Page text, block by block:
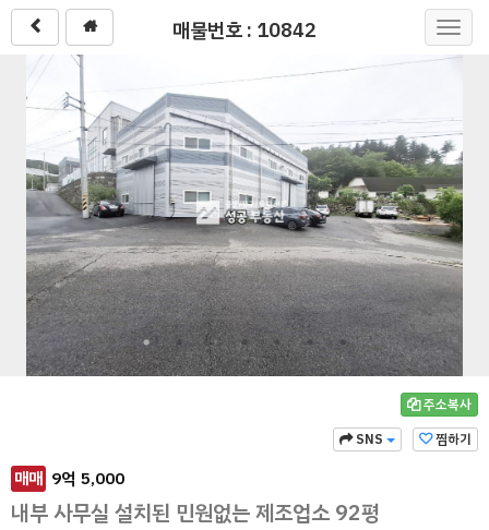
매물번호 : 10842
주소복사
찜하기
SNS
매매 9억 5,000
내부 사무실 설치된 민원없는 제조업소 92평